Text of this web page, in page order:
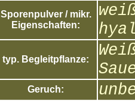
Sporenpulver / mikr.
Eigenschaften:
typ. Begleitpflanze:
Geruch: